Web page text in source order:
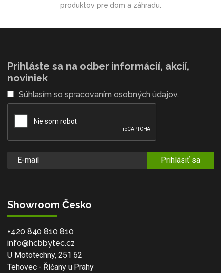
produktov pre dom a záhradu.
Prihláste sa na odber informácií, akcií,
noviniek
Súhlasím so spracovaním osobných údajov.
Prihlásiť sa
Showroom Česko
+420 840 810 810
info@hobbytec.cz
U Mototechny, 251 62
Tehovec - Říčany u Prahy